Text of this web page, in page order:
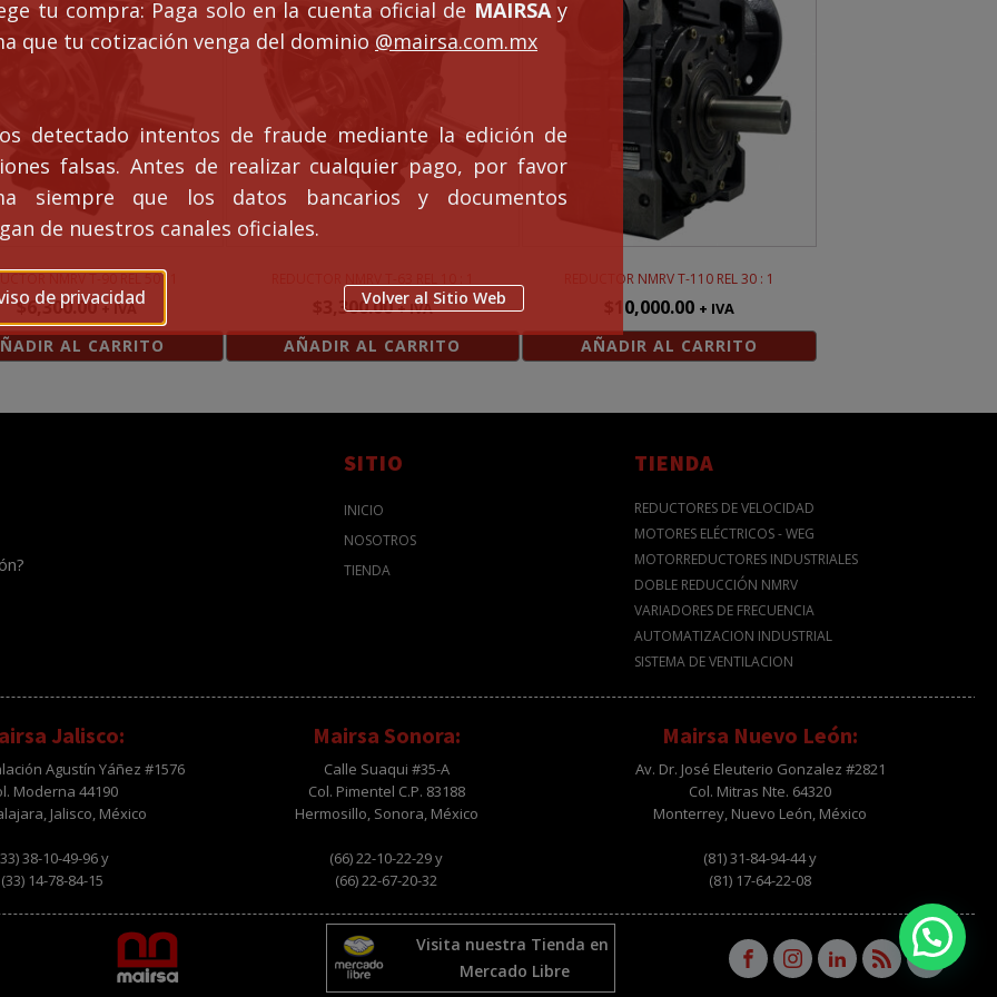
tu compra: Paga solo en la cuenta oficial de MAIRSAy
que tu cotización venga del dominio @mairsa.com.mx
detectado intentos de fraude mediante la edición de
falsas. Antes de realizar cualquier pago, por favor
siempre que los datos bancarios y documentos
de nuestros canales oficiales.
de privacidad Volver al Sitio Web
NMRV T-90 REL 50 : 1
$6,300.00 + IVA
AL CARRITO
3,300.00 + IVA
AÑADIR AL CARRITO
REDUCTOR NMRV T-110 REL 30 : 1
10,000.00 + IVA
AÑADIR AL CARRITO
SITIO
INICIO
NOSOTROS
TIENDA
TIENDA
REDUCTORES DE VELOCIDAD
MOTORES ELÉCTRICOS - WEG
MOTORREDUCTORES INDUSTRIALES
DOBLE REDUCCIÓN NMRV
VARIADORES DE FRECUENCIA
AUTOMATIZACION INDUSTRIAL
SISTEMA DE VENTILACION
Jalisco:
Agustín Yáñez #1576
Moderna 44190
Jalisco, México
38-10-49-96 y
(33) 14-78-84-15
Mairsa Sonora:
Calle Suaqui #35-A
Col. Pimentel C.P. 83188
Hermosillo, Sonora, México
(66) 22-10-22-29 y
(66) 22-67-20-32
Mairsa Nuevo León:
Av. Dr. José Eleuterio Gonzalez #2821
Col. Mitras Nte. 64320
Monterrey, Nuevo León, México
(81) 31-84-94-44 y
(81) 17-64-22-08
Visita nuestra Tienda en
Mercado Libre